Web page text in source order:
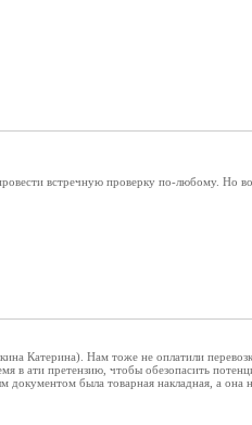
встречную проверку по-любому. Но
Катерина). Нам тоже не оплатили
в ати претензию, чтобы обезопасить
была товарная накладная, а она